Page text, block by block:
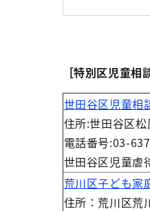
［特別区児童相
世田谷区児童相
住所:世田谷区
電話番号:03-
世田谷区児童虐
荒川区子ども家
住所：荒川区荒